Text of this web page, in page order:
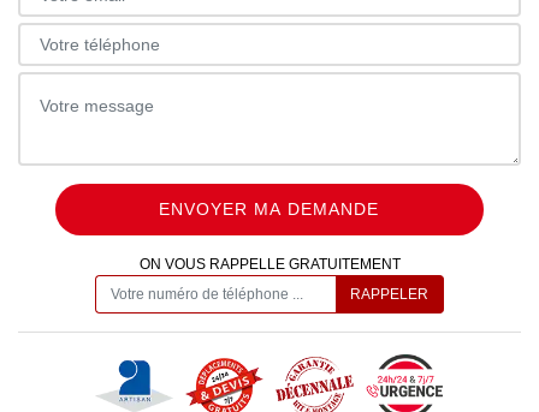
ON VOUS RAPPELLE GRATUITEMENT